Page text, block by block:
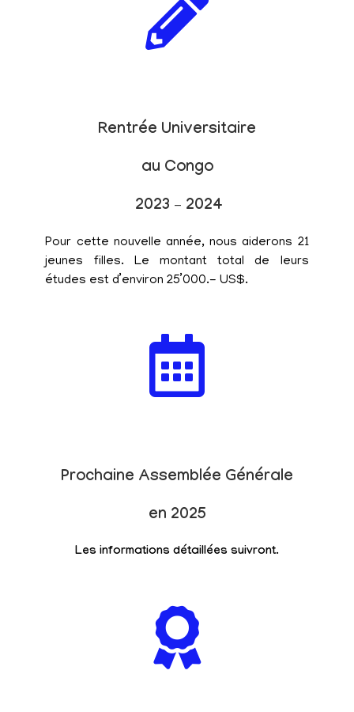
Rentrée Universitaire
au Congo
2023 – 2024
Pour cette nouvelle année, nous aiderons 21
jeunes filles. Le montant total de leurs
études est d’environ 25’000.- US$.
Prochaine Assemblée Générale
en 2025
Les informations détaillées suivront.